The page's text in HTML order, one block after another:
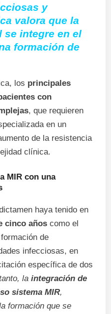
y
valora que la
se integre en el
formación de
los principales
con
, que requieren
en un
de la resistencia
clínica.
MIR con una
haya tenido en
cinco años como el
de
infecciosas, en
específica de dos
la integración de
sistema MIR,
formación que se